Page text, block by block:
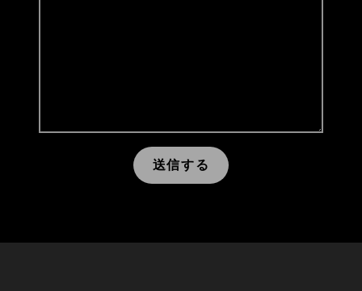
送信する